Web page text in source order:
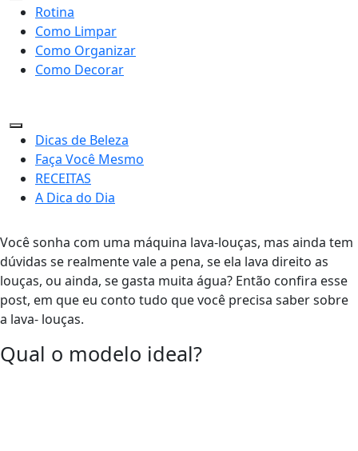
Rotina
Como Limpar
Como Organizar
Como Decorar
Dicas de Beleza
Faça Você Mesmo
RECEITAS
A Dica do Dia
Você sonha com uma máquina lava-louças, mas ainda tem
dúvidas se realmente vale a pena, se ela lava direito as
louças, ou ainda, se gasta muita água? Então confira esse
post, em que eu conto tudo que você precisa saber sobre
a lava- louças.
Qual o modelo ideal?